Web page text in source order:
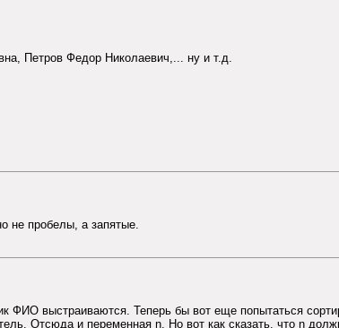
Петров Федор Николаевич,... ну и т.д.
не пробелы, а запятые.
ФИО выстраиваются. Теперь бы вот еще попытаться
Отсюда и переменная n. Но вот как сказать, что n